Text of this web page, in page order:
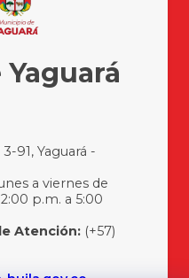
91, Yaguará -
a viernes de
p.m. a 5:00
Atención: (+57)